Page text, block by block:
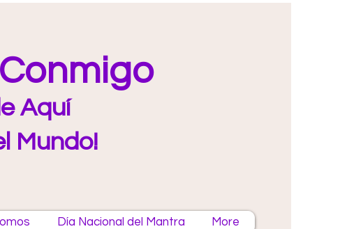
Aquí
Mundo!
Día Nacional del Mantra More